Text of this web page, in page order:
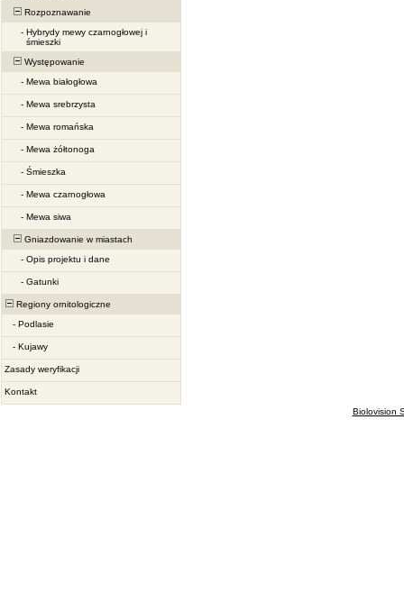
Rozpoznawanie
- Hybrydy mewy czarnogłowej i
śmieszki
Występowanie
- Mewa białogłowa
- Mewa srebrzysta
- Mewa romańska
- Mewa żółtonoga
- Śmieszka
- Mewa czarnogłowa
- Mewa siwa
Gniazdowanie w miastach
- Opis projektu i dane
- Gatunki
Regiony ornitologiczne
- Podlasie
- Kujawy
Zasady weryfikacji
Kontakt
Biolovision